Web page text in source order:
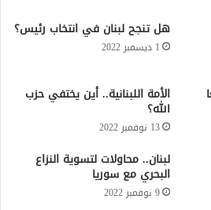
هل تنجح لبنان في انتخاب رئيس؟
1 ديسمبر 2022
الأمة اللبنانية.. أين يختفي حزب
الله؟
13 نوفمبر 2022
لبنان.. محاولات لتسوية النزاع
البحري مع سوريا
9 نوفمبر 2022